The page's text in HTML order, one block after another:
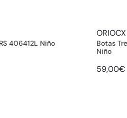
406412L Niño
ORIOCX
Botas
Niño
59,00€